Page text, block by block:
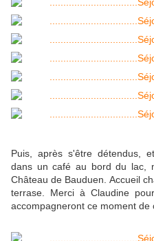
Puis, après s'être détendus,
dans un café au bord du lac,
Château de Bauduen. Accueil
terrase. Merci à Claudine
accompagneront ce moment de